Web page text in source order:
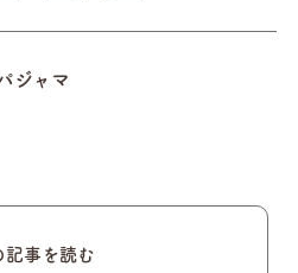
ジャマ
記事を読む